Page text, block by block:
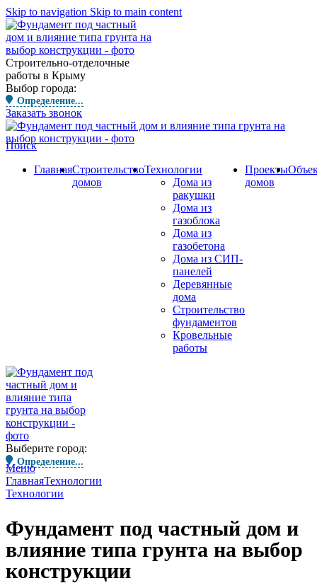
Skip to navigation Skip to main content
Строительно-отделочные
работы в Крыму
Выбор города:
Определение...
Заказать звонок
Поиск
ГлавнаяСтроительство
домов
Технологии
Дома из
ракушки
Дома из
газоблока
Дома из
газобетона
Дома из СИП-
панелей
Деревянные
дома
Строительство
фундаментов
Кровельные
работы
Проекты
домов
Выберите город:
Определение...
Меню
ГлавнаяТехнологии
Технологии
Фундамент под частный дом и
влияние типа грунта на выбор
конструкции